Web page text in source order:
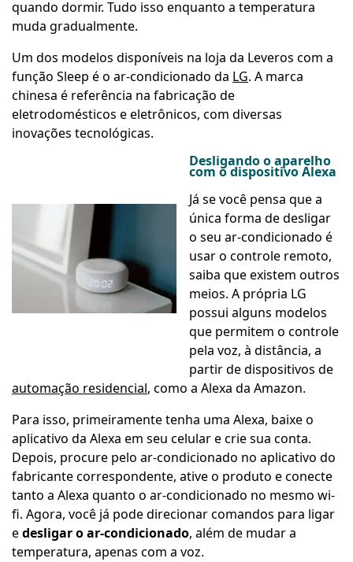
quando dormir. Tudo isso enquanto a temperatura
muda gradualmente.
Um dos modelos disponíveis na loja da Leveros com a
função Sleep é o ar-condicionado da LG. A marca
chinesa é referência na fabricação de
eletrodomésticos e eletrônicos, com diversas
inovações tecnológicas.
Desligando o aparelho
com o dispositivo Alexa
Já se você pensa que a
única forma de desligar
o seu ar-condicionado é
usar o controle remoto,
saiba que existem outros
meios. A própria LG
possui alguns modelos
que permitem o controle
pela voz, à distância, a
partir de dispositivos de
automação residencial, como a Alexa da Amazon.
Para isso, primeiramente tenha uma Alexa, baixe o
aplicativo da Alexa em seu celular e crie sua conta.
Depois, procure pelo ar-condicionado no aplicativo do
fabricante correspondente, ative o produto e conecte
tanto a Alexa quanto o ar-condicionado no mesmo wi-
fi. Agora, você já pode direcionar comandos para ligar
edesligar o ar-condicionado, além de mudar a
temperatura, apenas com a voz.